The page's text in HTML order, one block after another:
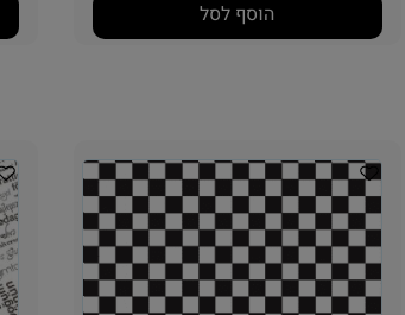
הוסף לסל